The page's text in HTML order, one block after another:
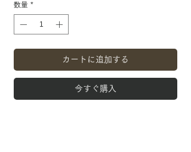
数量 *
カートに追加する
今すぐ購入